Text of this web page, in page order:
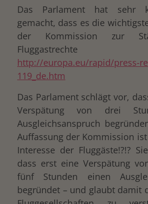
Das Parlament hat sehr
gemacht, dass es die
der Kommission zur
Fluggastrechte
http://europa.eu/rapid/press-
119_de.htm
Das Parlament schlägt vor,
Verspätung von drei
Ausgleichsanspruch
Auffassung der Kommission
Interesse der Fluggäste!?!?
dass erst eine Verspätung
fünf Stunden einen
begründet – und glaubt damit